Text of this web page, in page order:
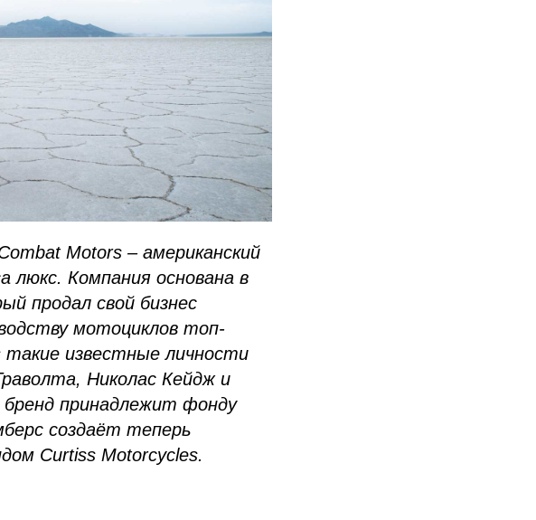
Motors – американский
люкс. Компания основана в
продал свой бизнес
мотоциклов топ-
такие известные личности
Николас Кейдж и
принадлежит фонду
создаёт теперь
Curtiss Motorcycles.